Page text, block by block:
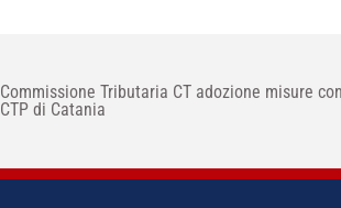
Commissione Tributaria CT adozione misure
CTP di Catania